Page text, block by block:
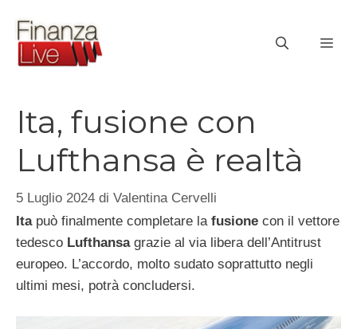
contenuto
Ita, fusione con
Lufthansa è realtà
5 Luglio 2024 di Valentina Cervelli
Itapuò finalmente completare la fusione con il vettore
tedesco Lufthansagrazie al via libera dell’Antitrust
europeo. L’accordo, molto sudato soprattutto negli
ultimi mesi, potrà concludersi.